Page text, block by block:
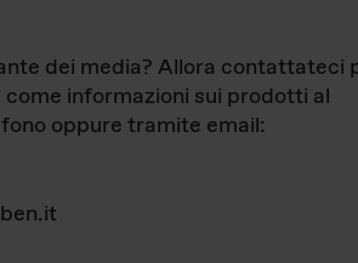
dei media? Allora contattateci
informazioni sui prodotti al
oppure tramite email: